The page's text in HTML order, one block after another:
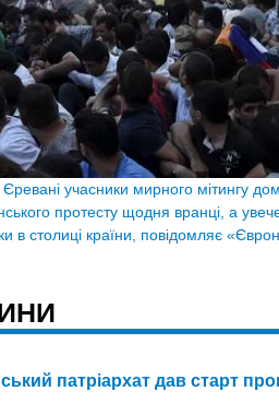
учасники мирного мітингу
протесту щодня вранці, а
в столиці країни, повідомляє
патріархат дав старт